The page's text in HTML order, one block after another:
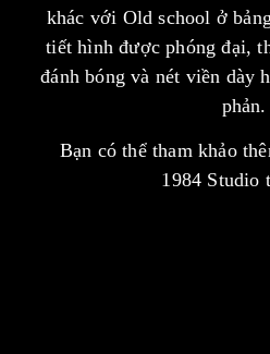
khác với Old school ở
tiết hình được phóng đại,
đánh bóng và nét viền dày
phản.
Bạn có thể tham khảo
1984 Studio